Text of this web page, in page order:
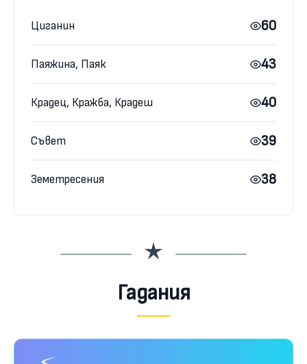
Циганин 60
Паяжина, Паяк 43
Крадец, Кражба, Крадеш 40
Съвет 39
Земетресения 38
Гадания